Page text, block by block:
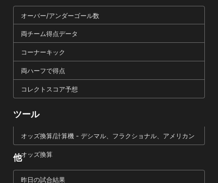
オーバー/アンダーゴール数
両チーム得点データ
コーナーキック
両ハーフで得点
コレクトスコア予想
ツール
オッズ換算/計算機 - デシマル、フラクショナル、アメリカン
オッズ換算
他
昨日の試合結果